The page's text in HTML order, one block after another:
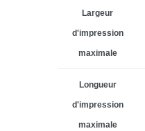
Largeur
d'impression
maximale
Longueur
d'impression
maximale